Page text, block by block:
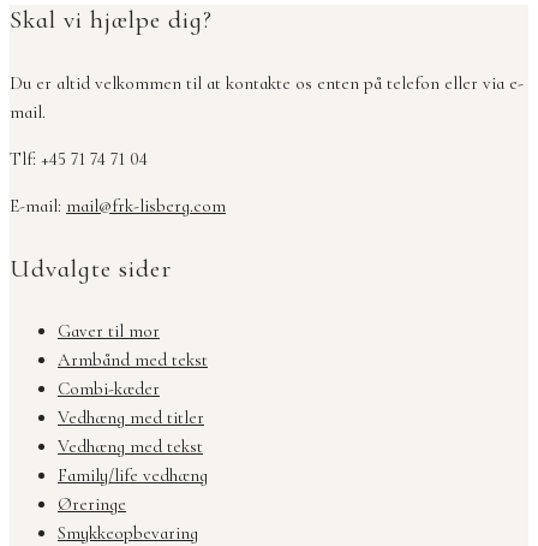
Skal vi hjælpe dig?
Du er altid velkommen til at kontakte os enten på telefon eller via e-
mail.
Tlf: +45 71 74 71 04
E-mail: mail@frk-lisberg.com
Udvalgte sider
Gaver til mor
Armbånd med tekst
Combi-kæder
Vedhæng med titler
Vedhæng med tekst
Family/life vedhæng
Øreringe
Smykkeopbevaring